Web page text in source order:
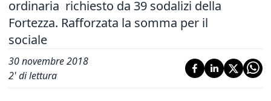
ordinaria richiesto da 39 sodalizi della
Fortezza. Rafforzata la somma per il
sociale
30 novembre 2018
2' di lettura